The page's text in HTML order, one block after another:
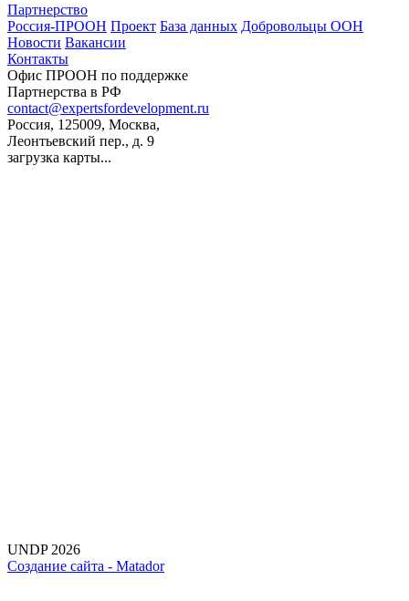
Партнерство
Россия-ПРООН Проект База данных Добровольцы ООН
Новости Вакансии
Контакты
Офис ПРООН по поддержке
Партнерства в РФ
contact@expertsfordevelopment.ru
Россия, 125009, Москва,
Леонтьевский пер., д. 9
загрузка карты...
UNDP 2026
Создание сайта - Matador